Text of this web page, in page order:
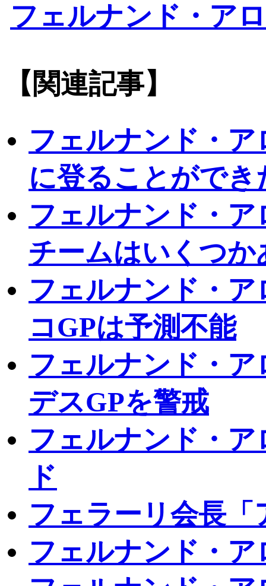
フェルナンド・ア
【関連記事】
フェルナンド・
に登ることができ
フェルナンド・
チームはいくつか
フェルナンド・
コGPは予測不能
フェルナンド・
デスGPを警戒
フェルナンド・
ド
フェラーリ会長
フェルナンド・